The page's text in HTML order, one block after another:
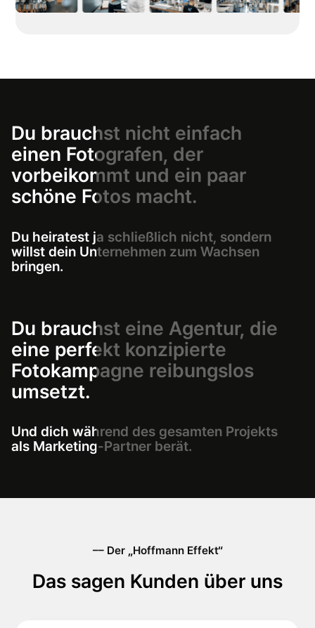
Du brauchst nicht einfach
einen Fotografen, der
vorbeikommt und ein paar
schöne Fotos macht.
Du heiratest ja schließlich nicht, sondern
willst dein Unternehmen zum Wachsen
bringen.
Du brauchst eine Agentur, die
eine perfekt konzipierte
Fotokampagne reibungslos
umsetzt.
Und dich während des gesamten Projekts
als Marketing-Partner berät.
–– Der „Hoffmann Effekt“
Das sagen Kunden über uns